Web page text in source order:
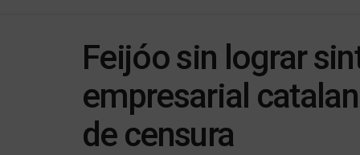
Feijóo sin lograr
empresarial
de censura